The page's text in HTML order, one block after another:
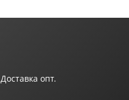
Доставка опт.